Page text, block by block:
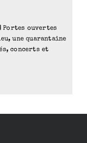
Portes ouvertes
une quarantaine
concerts et